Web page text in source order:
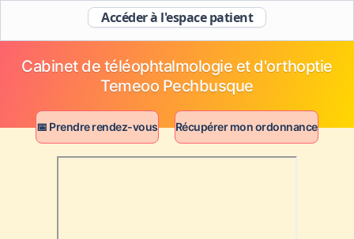
Accéder à l'espace patient
Cabinet de téléophtalmologie et d'orthoptie
Temeoo Pechbusque
📅 Prendre rendez-vous Récupérer mon ordonnance